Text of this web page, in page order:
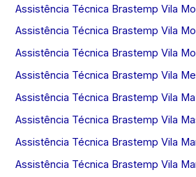
Assistência Técnica Brastemp Vila
Assistência Técnica Brastemp Vila
Assistência Técnica Brastemp Vila
Assistência Técnica Brastemp Vila
Assistência Técnica Brastemp Vila
Assistência Técnica Brastemp Vila
Assistência Técnica Brastemp Vila
Assistência Técnica Brastemp Vila